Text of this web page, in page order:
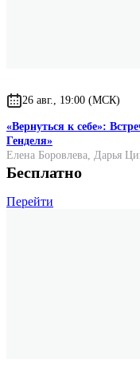
26 авг., 19:00 (МСК)
«Вернуться к себе»:
Генделя»
Елена Боровлева, Дарья
Бесплатно
Перейти